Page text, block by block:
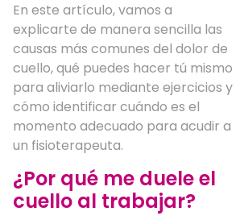
En este artículo, vamos a
explicarte de manera sencilla las
causas más comunes del dolor de
cuello, qué puedes hacer tú mismo
para aliviarlo mediante ejercicios y
cómo identificar cuándo es el
momento adecuado para acudir a
un fisioterapeuta.
¿Por qué me duele el
cuello al trabajar?